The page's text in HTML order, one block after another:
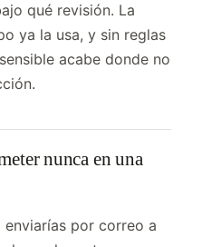
qué revisión. La
ya la usa, y sin reglas
acabe donde no
nunca en una
por correo a